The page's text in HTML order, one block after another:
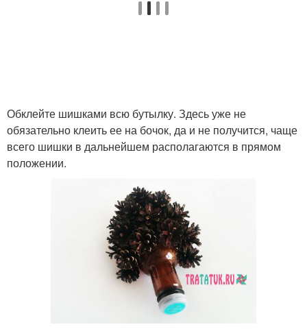
Обклейте шишками всю бутылку. Здесь уже не
обязательно клеить ее на бочок, да и не получится, чаще
всего шишки в дальнейшем располагаются в прямом
положении.